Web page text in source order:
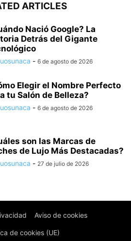
ARTICLES
Nació Google? La
Detrás del Gigante
- 6 de agosto de 2026
Elegir el Nombre Perfecto
tu Salón de Belleza?
- 6 de agosto de 2026
son las Marcas de
de Lujo Más Destacadas?
- 27 de julio de 2026
Aviso de cookies
de cookies (UE)